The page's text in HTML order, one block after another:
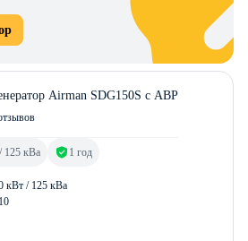
Airman SDG150S с АВР
кВт / 125 кВа
125 кВа 1 год